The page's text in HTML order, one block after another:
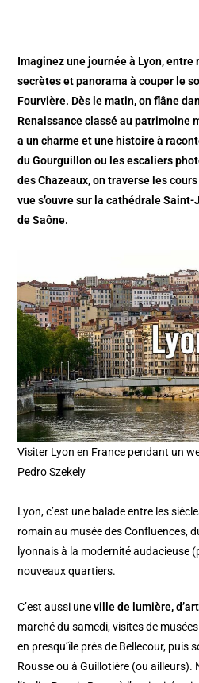
Imaginez une journée à Lyon,
secrètes et panorama à couper le
Fourvière. Dès le matin, on flâne
Renaissance classé au patrimoine
a un charme et une histoire à
du Gourguillon ou les escaliers
des Chazeaux, on traverse les
vue s’ouvre sur la cathédrale
de Saône.
Visiter Lyon en France pendant un
Pedro Szekely
Lyon, c’est une balade entre les
romain au musée des Confluences,
lyonnais à la modernité audacieuse
nouveaux quartiers.
C’est aussi uneville de lumière,
marché du samedi, visites de
en presqu’île près de Bellecour, puis
Rousse ou à Guillotière (ou ailleurs).